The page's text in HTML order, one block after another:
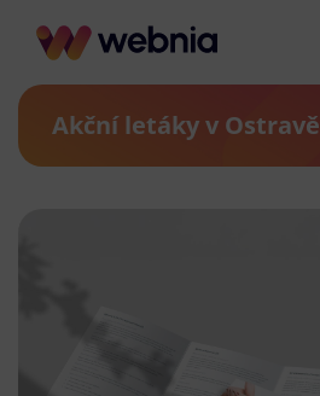
Akční letáky v Ostravě